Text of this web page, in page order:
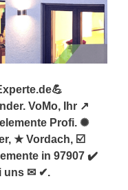
VoMo, Ihr ↗️
Profi. ✺
★ Vordach, ☑️
in 97907 ✔️
uns ✉ ✔.